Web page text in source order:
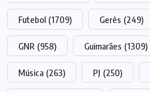
Futebol (1709) Gerês (249)
GNR (958) Guimarães (1309)
Música (263) PJ (250)